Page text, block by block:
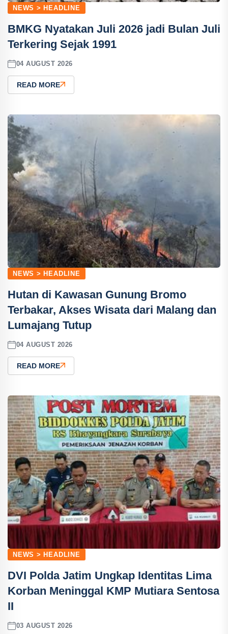
NEWS > HEADLINE
BMKG Nyatakan Juli 2026 jadi Bulan Juli
Terkering Sejak 1991
04 AUGUST 2026
READ MORE
NEWS > HEADLINE
Hutan di Kawasan Gunung Bromo
Terbakar, Akses Wisata dari Malang dan
Lumajang Tutup
04 AUGUST 2026
READ MORE
NEWS > HEADLINE
DVI Polda Jatim Ungkap Identitas Lima
Korban Meninggal KMP Mutiara Sentosa
II
03 AUGUST 2026